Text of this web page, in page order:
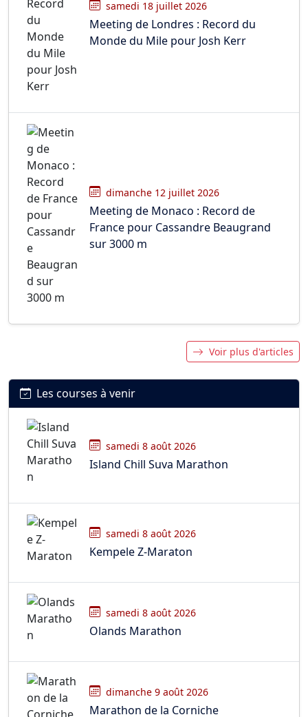
samedi 18 juillet 2026
Meeting de Londres : Record du
Monde du Mile pour Josh Kerr
dimanche 12 juillet 2026
Meeting de Monaco : Record de
France pour Cassandre Beaugrand
sur 3000 m
Voir plus d'articles
Les courses à venir
samedi 8 août 2026
Island Chill Suva Marathon
samedi 8 août 2026
Kempele Z-Maraton
samedi 8 août 2026
Olands Marathon
dimanche 9 août 2026
Marathon de la Corniche